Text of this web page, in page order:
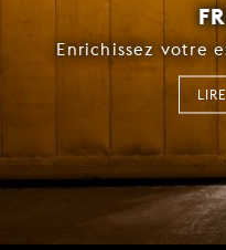
Enrichissez votre